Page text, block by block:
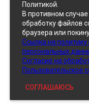
Кожзам
Политикой.
В противном
обработку файлов
браузера или
Ссылка на
персональных
Согласие на
Пользовательское
СОГЛАШАЮСЬ